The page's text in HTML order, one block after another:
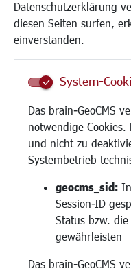
Datenschutzerklärung
diesen Seiten surfen,
einverstanden.
System-
Das brain-GeoCMS
notwendige
und nicht zu
Systembetrieb
geocms_sid:
Session-ID
Status bzw.
gewährleisten
Das brain-GeoCMS
Institutionen für Familien
Frauen
Schule
Demokratie leben
Ukrainehilfe
Hilfe für Geflüchtete
Religion
Bauen/Umwelt/
Bebauungsplanung
Verkehr/Mobilität